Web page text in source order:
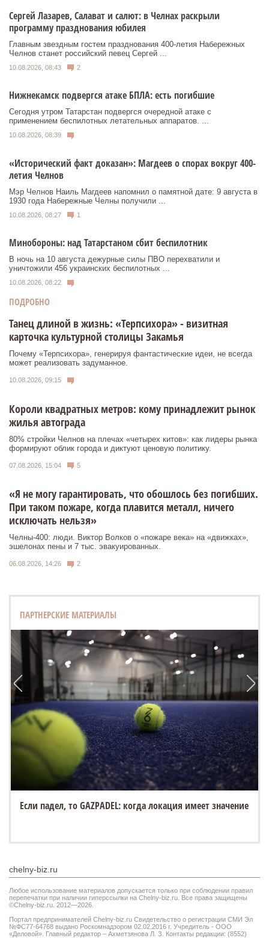
Сергей Лазарев, Салават и салют: в Челнах раскрыли
программу празднования юбилея
Главным звездным гостем празднования 400-летия Набережных
Челнов станет российский певец Сергей ...
10.08.2026, 08:43 2
Нижнекамск подвергся атаке БПЛА: есть погибшие
Сегодня утром Татарстан подвергся очередной атаке с
применением беспилотных летательных аппаратов. ...
10.08.2026, 08:39
«Исторический факт доказан»: Магдеев о спорах вокруг 400-
летия Челнов
Мэр Челнов Наиль Магдеев напомнил о памятной дате: 9 августа в
1930 года Набережные Челны получили ...
10.08.2026, 08:27 1
Минобороны: над Татарстаном сбит беспилотник
В ночь на 10 августа дежурные силы ПВО перехватили и
уничтожили 456 украинских беспилотных ...
10.08.2026, 08:22
ПОДРОБНО
Танец длиной в жизнь: «Терпсихора» - визитная
карточка культурной столицы Закамья
Почему «Терпсихора», генерируя фантастические идеи, не всегда
может реализовать задуманное.
10.08.2026, 09:15
Короли квадратных метров: кому принадлежит рынок
жилья автограда
80% стройки Челнов на плечах «четырех китов»: как лидеры рынка
формируют облик города и диктуют ценовую политику.
07.08.2026, 15:04 5
«Я не могу гарантировать, что обошлось без погибших.
При таком пожаре, когда плавится металл, ничего
исключать нельзя»
Челны-400: люди. Виктор Волков о «пожаре века» на «движках»,
эшелонах пены и 7 тыс. эвакуированных.
06.08.2026, 14:26 2
ПАРТНЕРСКИЕ МАТЕРИАЛЫ
Если падел, то GAZPADEL: когда локация имеет значение
chelny-biz.ru
Любое использование материалов допускается только при соблюдении правил
перепечатки при наличии гиперссылки на Chelny-biz.ru. Все права защищены
©Chelny-biz.ru. 2012—2026.
Портал предпринимателей Chelny-biz.ru Свидетельство о регистрации СМИ Эл
№ФС77-64768 выдано Роскомнадзором 02.02.2016 г. Учредитель - ООО
«Деловой». Главный редактор – Ахметзянова Л. З. Контакты редакции: (8552)